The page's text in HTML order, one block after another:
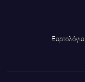
Εορτολόγιο